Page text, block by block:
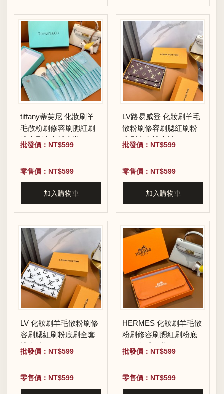
tiffany蒂芙尼 化妝刷羊
毛散粉刷修容刷腮紅刷
粉底刷全套禮盒裝
批發價：NT$599
零售價：NT$599
加入購物車
LV路易威登 化妝刷羊毛
散粉刷修容刷腮紅刷粉
底刷全套禮盒裝
批發價：NT$599
零售價：NT$599
加入購物車
LV 化妝刷羊毛散粉刷修
容刷腮紅刷粉底刷全套
禮盒裝
批發價：NT$599
零售價：NT$599
HERMES 化妝刷羊毛散
粉刷修容刷腮紅刷粉底
刷全套禮盒裝
批發價：NT$599
零售價：NT$599